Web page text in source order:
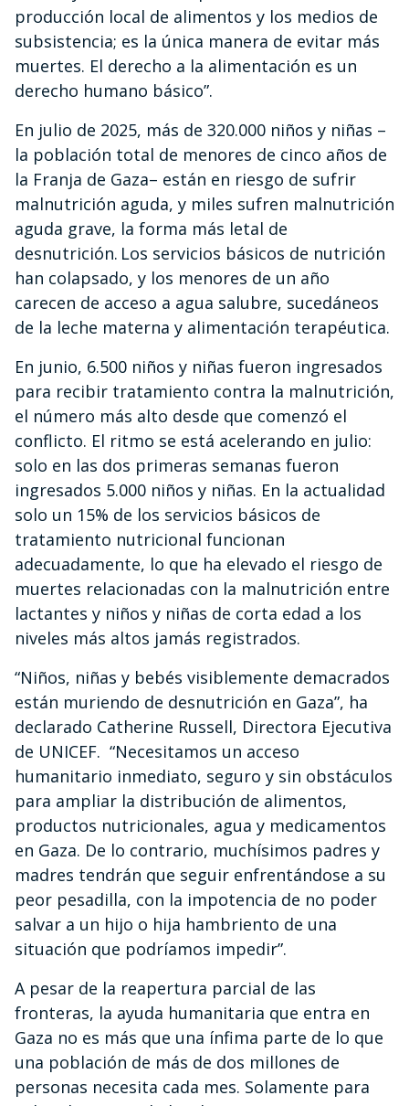
producción local de alimentos y los medios de
subsistencia; es la única manera de evitar más
muertes. El derecho a la alimentación es un
derecho humano básico”.
En julio de 2025, más de 320.000 niños y niñas –
la población total de menores de cinco años de
la Franja de Gaza– están en riesgo de sufrir
malnutrición aguda, y miles sufren malnutrición
aguda grave, la forma más letal de
desnutrición. Los servicios básicos de nutrición
han colapsado, y los menores de un año
carecen de acceso a agua salubre, sucedáneos
de la leche materna y alimentación terapéutica.
En junio, 6.500 niños y niñas fueron ingresados
para recibir tratamiento contra la malnutrición,
el número más alto desde que comenzó el
conflicto. El ritmo se está acelerando en julio:
solo en las dos primeras semanas fueron
ingresados 5.000 niños y niñas. En la actualidad
solo un 15% de los servicios básicos de
tratamiento nutricional funcionan
adecuadamente, lo que ha elevado el riesgo de
muertes relacionadas con la malnutrición entre
lactantes y niños y niñas de corta edad a los
niveles más altos jamás registrados.
“Niños, niñas y bebés visiblemente demacrados
están muriendo de desnutrición en Gaza”, ha
declarado Catherine Russell, Directora Ejecutiva
de UNICEF. “Necesitamos un acceso
humanitario inmediato, seguro y sin obstáculos
para ampliar la distribución de alimentos,
productos nutricionales, agua y medicamentos
en Gaza. De lo contrario, muchísimos padres y
madres tendrán que seguir enfrentándose a su
peor pesadilla, con la impotencia de no poder
salvar a un hijo o hija hambriento de una
situación que podríamos impedir”.
A pesar de la reapertura parcial de las
fronteras, la ayuda humanitaria que entra en
Gaza no es más que una ínfima parte de lo que
una población de más de dos millones de
personas necesita cada mes. Solamente para